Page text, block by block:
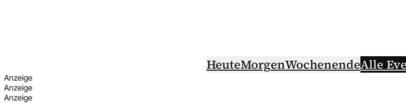
HeuteMorgenWochenendeAlle
Anzeige
Anzeige
Anzeige